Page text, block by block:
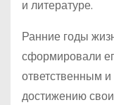
и литературе.
Ранние годы
сформировали
ответственным
достижению